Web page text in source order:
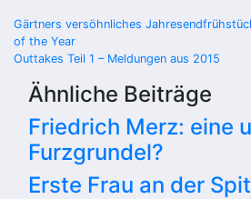
Gärtners versöhnliches
of the Year
Outtakes Teil 1 – Meldungen aus 2015
Ähnliche Beiträge
Friedrich Merz: eine
Furzgrundel?
Erste Frau an der